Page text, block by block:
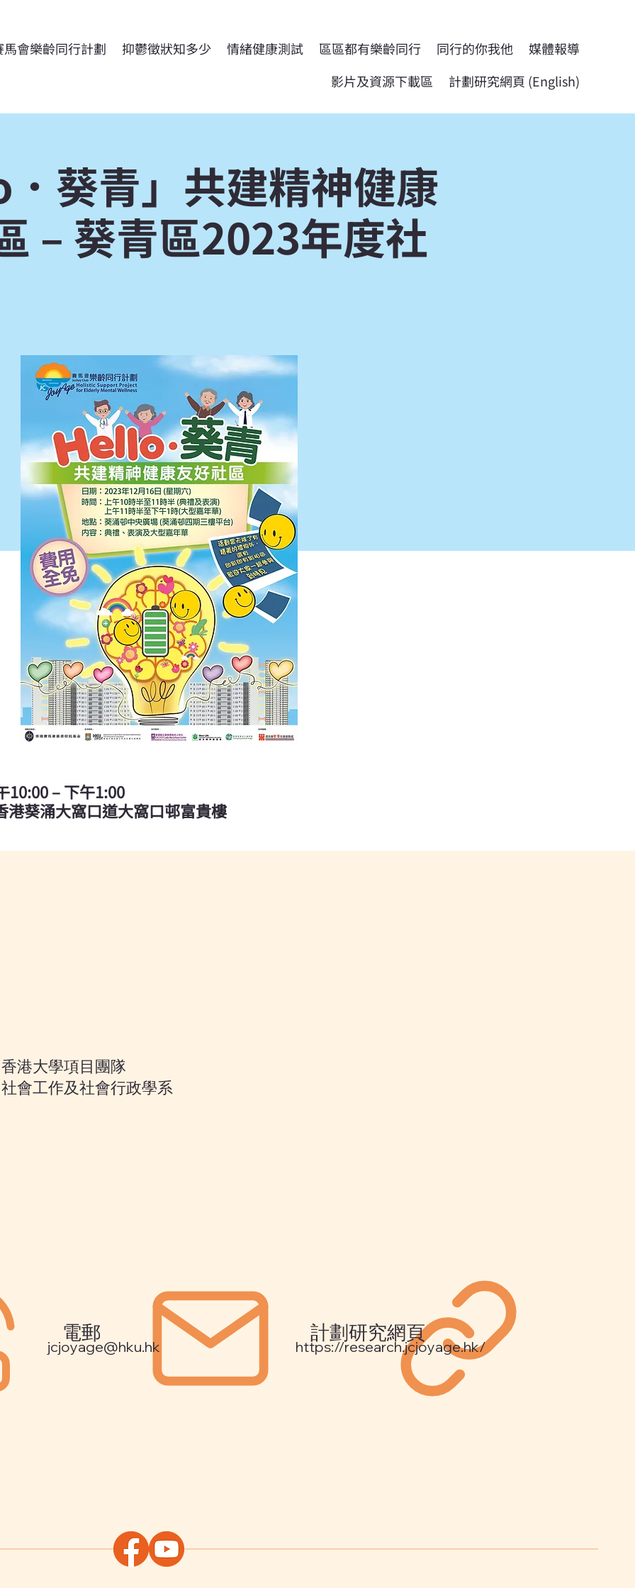
馬會樂齡同行計劃 抑鬱徵狀知多少 情緒健康測試 區區都有樂齡同行 同行的你我他
媒體報導
影片及資源下載區
計劃研究網頁 (English)
葵青」共建精神健康
– 葵青區2023年度社
10:00 – 下午1:00
港葵涌大窩口道大窩口邨富貴樓
香港大學項目團隊
社會工作及社會行政學系
jcjoyage@hku.hk
電郵
https://research.jcjoyage.hk/
計劃研究網頁